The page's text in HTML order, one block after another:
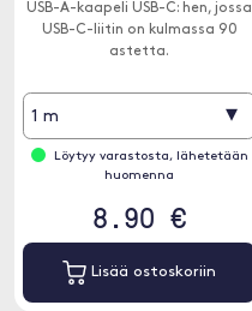
USB-A-kaapeli USB-C: hen, jossa
USB-C-liitin on kulmassa 90
astetta.
1 m ▾
Löytyy varastosta, lähetetään
huomenna
8.90 €
Lisää ostoskoriin